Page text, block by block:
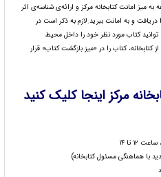
میز امانت کتابخانه مرکز و ارائه‌ی شناسه‌ی اثر
و به امانت ببرید.لازم به ذکر است در
کتاب مورد نظر خود را داخل محیط
کتابخانه، کتاب را در «میز بازگشت کتاب» قرار
مرکز اینجا کلیک کنید
تا ۱۴
با هماهنگی مسئول کتابخانه)